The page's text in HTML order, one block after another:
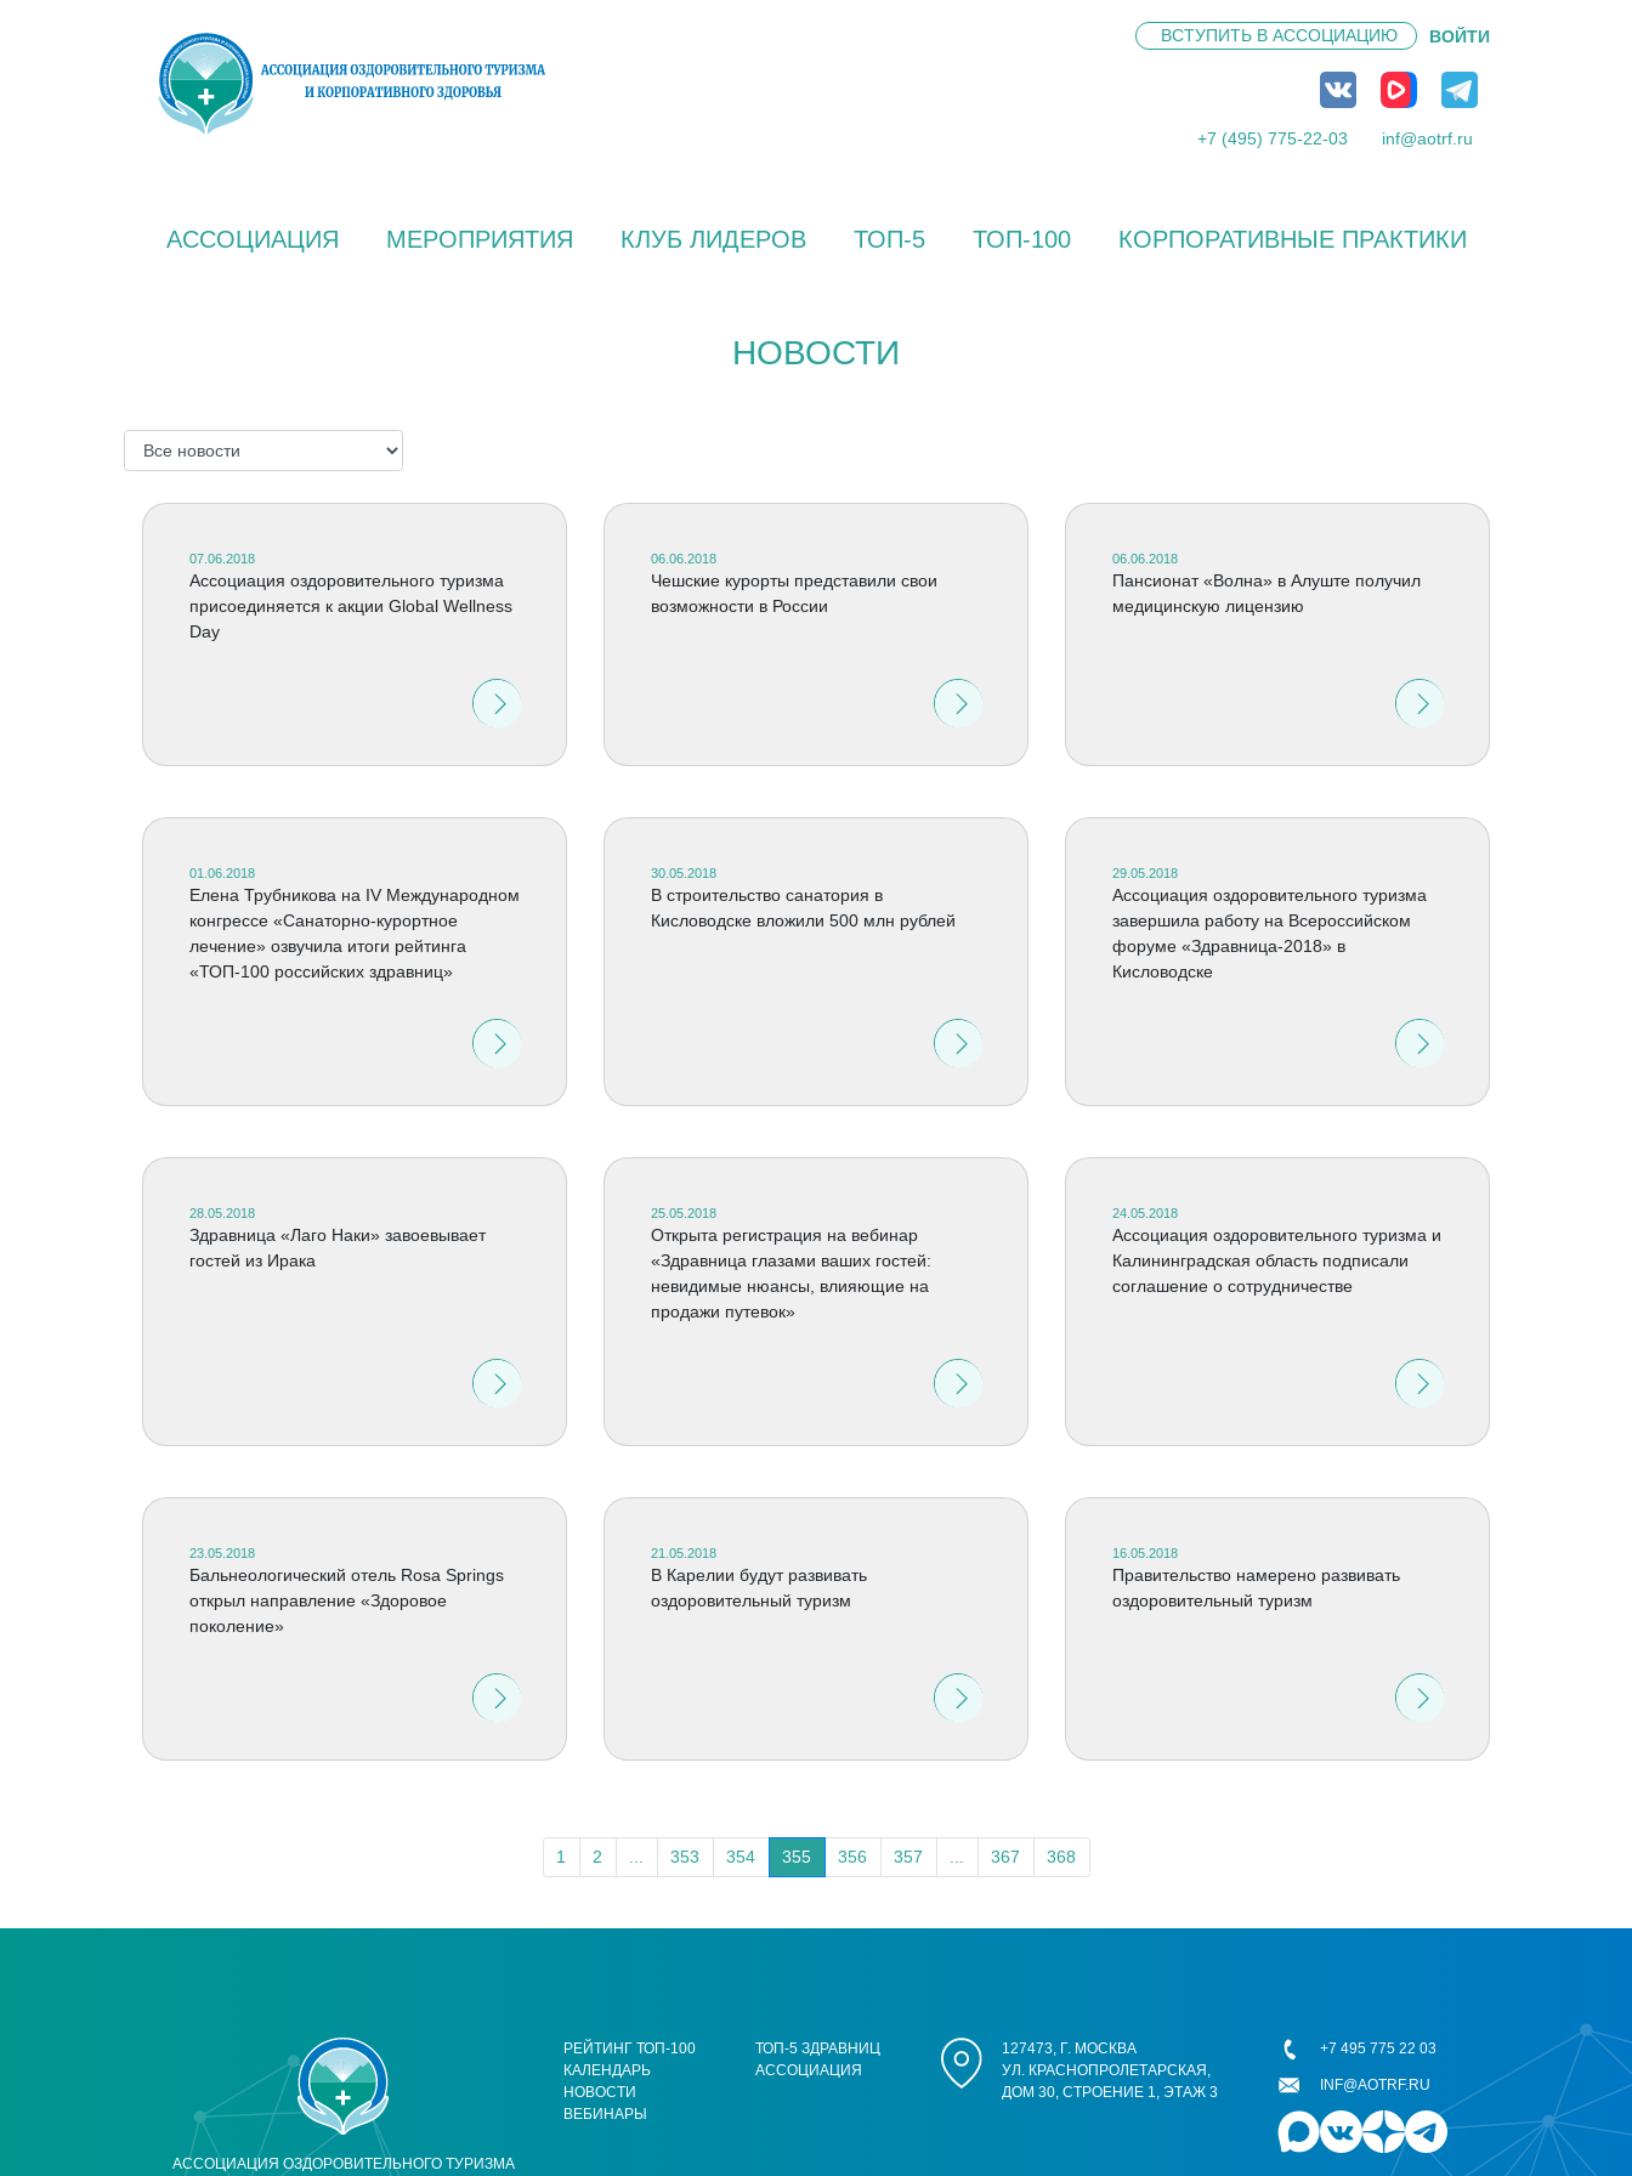
ВСТУПИТЬ В АССОЦИАЦИЮ ВОЙТИ
+7 (495) 775-22-03 inf@aotrf.ru
АССОЦИАЦИЯ МЕРОПРИЯТИЯ КЛУБ ЛИДЕРОВ ТОП-5 ТОП-100 КОРПОРАТИВНЫЕ ПРАКТИКИ
НОВОСТИ
07.06.2018
Ассоциация оздоровительного туризма
присоединяется к акции Global Wellness
Day
06.06.2018
Чешские курорты представили свои
возможности в России
06.06.2018
Пансионат «Волна» в Алуште получил
медицинскую лицензию
01.06.2018
Елена Трубникова на IV Международном
конгрессе «Санаторно-курортное
лечение» озвучила итоги рейтинга
«ТОП-100 российских здравниц»
30.05.2018
В строительство санатория в
Кисловодске вложили 500 млн рублей
29.05.2018
Ассоциация оздоровительного туризма
завершила работу на Всероссийском
форуме «Здравница-2018» в
Кисловодске
28.05.2018
Здравница «Лаго Наки» завоевывает
гостей из Ирака
25.05.2018
Открыта регистрация на вебинар
«Здравница глазами ваших гостей:
невидимые нюансы, влияющие на
продажи путевок»
24.05.2018
Ассоциация оздоровительного туризма и
Калининградская область подписали
соглашение о сотрудничестве
23.05.2018
Бальнеологический отель Rosa Springs
открыл направление «Здоровое
поколение»
21.05.2018
В Карелии будут развивать
оздоровительный туризм
16.05.2018
Правительство намерено развивать
оздоровительный туризм
1 2 353 354 355 356 357 367 368
АССОЦИАЦИЯ ОЗДОРОВИТЕЛЬНОГО ТУРИЗМА
РЕЙТИНГ ТОП-100
КАЛЕНДАРЬ
НОВОСТИ
ВЕБИНАРЫ
ТОП-5 ЗДРАВНИЦ
АССОЦИАЦИЯ
127473, Г. МОСКВА
УЛ. КРАСНОПРОЛЕТАРСКАЯ,
ДОМ 30, СТРОЕНИЕ 1, ЭТАЖ 3
+7 495 775 22 03
INF@AOTRF.RU